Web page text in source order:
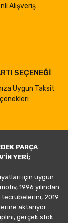
Alışveriş
SEÇENEĞİ
Uygun Taksit
PARÇA
YERİ;
için uygun
1996 yılından
2019
aktarıyor.
gerçek stok